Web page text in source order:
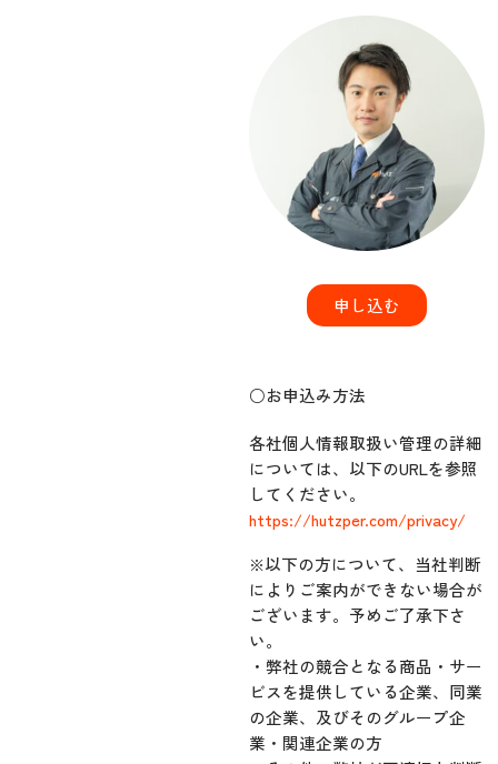
申し込む
○お申込み方法
各社個人情報取扱い管理の詳細
については、以下のURLを参照
してください。
https://hutzper.com/privacy/
※以下の方について、当社判断
によりご案内ができない場合が
ございます。予めご了承下さ
い。
・弊社の競合となる商品・サー
ビスを提供している企業、同業
の企業、及びそのグループ企
業・関連企業の方